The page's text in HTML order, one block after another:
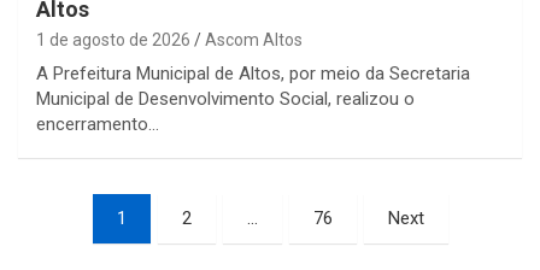
Altos
1 de agosto de 2026 Ascom Altos
A Prefeitura Municipal de Altos, por meio da Secretaria
Municipal de Desenvolvimento Social, realizou o
encerramento…
Paginação
1 2 … 76 Next